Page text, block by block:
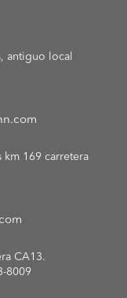
antiguo local
km 169 carretera
CA13.
8009